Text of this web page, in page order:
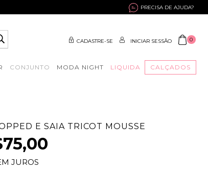
PRECISA DE AJUDA?
CADASTRE-SE INICIAR SESSÃO 0
CONJUNTO MODA NIGHT LIQUIDA CALÇADOS
E SAIA TRICOT MOUSSE
JUROS